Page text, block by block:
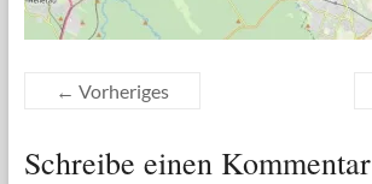
← Vorheriges
Schreibe einen Kommentar